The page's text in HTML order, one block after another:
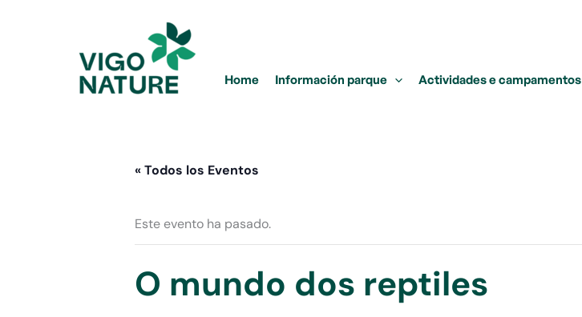
Home Información parque Actividades e campamentos
« Todos los Eventos
Este evento ha pasado.
O mundo dos reptiles